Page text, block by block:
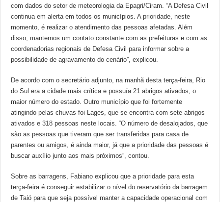
com dados do setor de meteorologia da Epagri/Ciram. “A Defesa Civil
continua em alerta em todos os municípios. A prioridade, neste
momento, é realizar o atendimento das pessoas afetadas. Além
disso, mantemos um contato constante com as prefeituras e com as
coordenadorias regionais de Defesa Civil para informar sobre a
possibilidade de agravamento do cenário”, explicou.
De acordo com o secretário adjunto, na manhã desta terça-feira, Rio
do Sul era a cidade mais crítica e possuía 21 abrigos ativados, o
maior número do estado. Outro município que foi fortemente
atingindo pelas chuvas foi Lages, que se encontra com sete abrigos
ativados e 318 pessoas neste locais. “O número de desalojados, que
são as pessoas que tiveram que ser transferidas para casa de
parentes ou amigos, é ainda maior, já que a prioridade das pessoas é
buscar auxílio junto aos mais próximos”, contou.
Sobre as barragens, Fabiano explicou que a prioridade para esta
terça-feira é conseguir estabilizar o nível do reservatório da barragem
de Taió para que seja possível manter a capacidade operacional com